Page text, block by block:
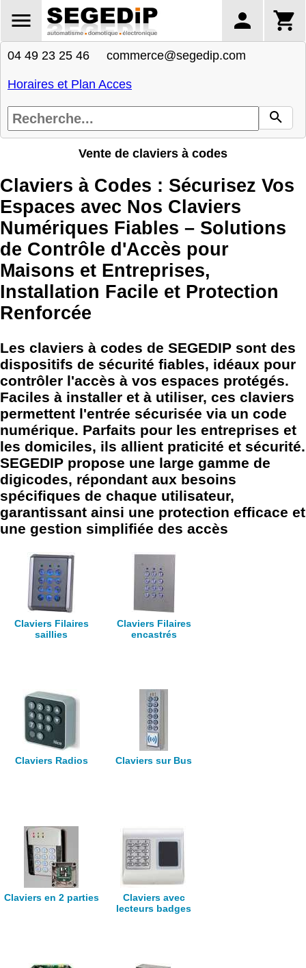
04 49 23 25 46 commerce@segedip.com
Horaires et Plan Acces
Vente de claviers à codes
Claviers à Codes : Sécurisez Vos
Espaces avec Nos Claviers
Numériques Fiables – Solutions
de Contrôle d'Accès pour
Maisons et Entreprises,
Installation Facile et Protection
Renforcée
Les claviers à codes de SEGEDIP sont des
dispositifs de sécurité fiables, idéaux pour
contrôler l'accès à vos espaces protégés.
Faciles à installer et à utiliser, ces claviers
permettent l'entrée sécurisée via un code
numérique. Parfaits pour les entreprises et
les domiciles, ils allient praticité et sécurité.
SEGEDIP propose une large gamme de
digicodes, répondant aux besoins
spécifiques de chaque utilisateur,
garantissant ainsi une protection efficace et
une gestion simplifiée des accès
Claviers Filaires
saillies
Claviers Filaires
encastrés
Claviers Radios Claviers sur Bus
Claviers en 2 parties
Claviers avec
lecteurs badges